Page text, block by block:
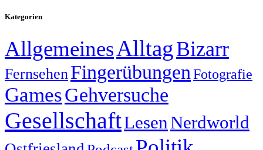
Kategorien
AllgemeinesAlltagBizarr
Fernsehen Fingerübungen Fotografie
GamesGehversuche
GesellschaftLesen Nerdworld